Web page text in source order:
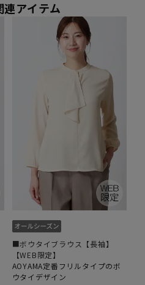
アイテム
■ボウタイブラウス【長袖】
【WEB限定】
AOYAMA定番フリルタイプのボ
ウタイデザイン